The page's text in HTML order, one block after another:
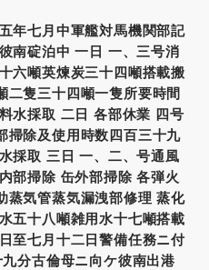
年七月中軍艦対馬機関部記
南碇泊中 一日 一、三号消
六噸英煉炭三十四噸搭載搬
二隻三十四噸一隻所要時間
水採取 二日 各部休業 四号
掃除及使用時数四百三十九
採取 三日 一、二、号通風
部掃除 缶外部掃除 各弾火
蒸気管蒸気漏洩部修理 蒸化
五十八噸雑用水十七噸搭載
至七月十二日警備任務ニ付
分古倫母ニ向ケ彼南出港